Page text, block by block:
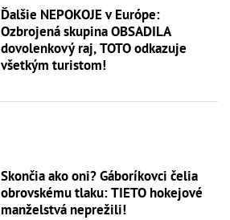
Ďalšie NEPOKOJE v Európe:
Ozbrojená skupina OBSADILA
dovolenkový raj, TOTO odkazuje
všetkým turistom!
Skončia ako oni? Gáboríkovci čelia
obrovskému tlaku: TIETO hokejové
manželstvá neprežili!